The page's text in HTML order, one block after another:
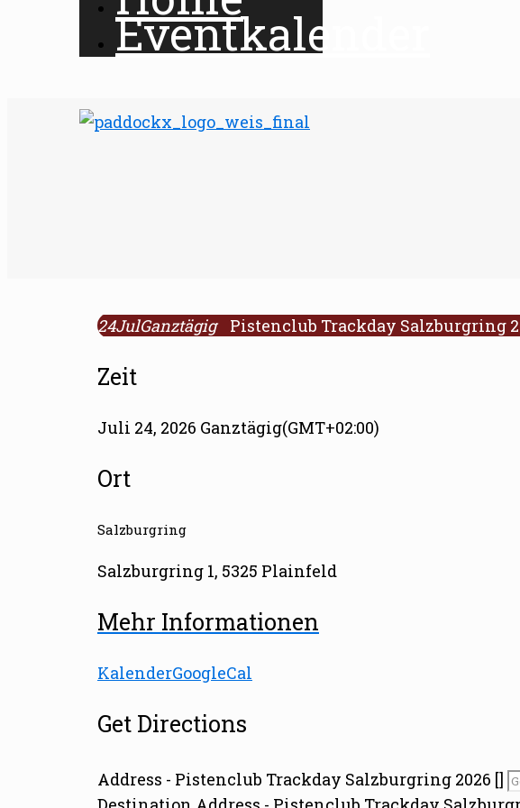
Eventkalender
24JulGanztägig Pistenclub Trackday Salzburgring
Zeit
Juli 24, 2026 Ganztägig(GMT+02:00)
Ort
Salzburgring
Salzburgring 1, 5325 Plainfeld
Mehr Informationen
KalenderGoogleCal
Get Directions
Address - Pistenclub Trackday Salzburgring 2026 []